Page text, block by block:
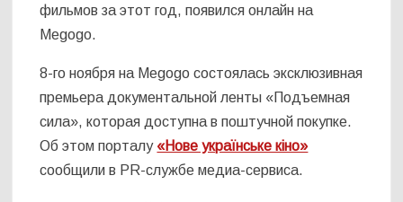
фильмов за этот год, появился онлайн на
Megogo.
8-го ноября на Megogo состоялась эксклюзивная
премьера документальной ленты «Подъемная
сила», которая доступна в поштучной покупке.
Об этом порталу «Нове українське кіно»
сообщили в PR-службе медиа-сервиса.